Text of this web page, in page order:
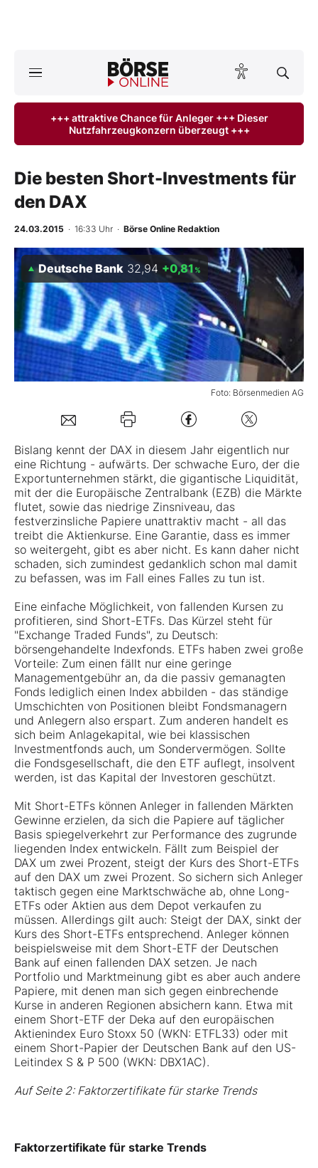
ktuelle Ausgabe BÖRSE ONLINE lesen
Finanz-Check
BO-Musterdepots
Experten
Mein B:O
Kontakt
+++ attraktive Chance für Anleger +++ Dieser
Nutzfahrzeugkonzern überzeugt +++
Die besten Short-Investments für
den DAX
24.03.2015 · 16:33 Uhr · Börse Online Redaktion
Foto: Börsenmedien AG
Deutsche Bank 32,94 +0,81 %
Bislang kennt der DAX in diesem Jahr eigentlich nur
eine Richtung - aufwärts. Der schwache Euro, der die
Exportunternehmen stärkt, die gigantische Liquidität,
mit der die Europäische Zentralbank (EZB) die Märkte
flutet, sowie das niedrige Zinsniveau, das
festverzinsliche Papiere unattraktiv macht - all das
treibt die Aktienkurse. Eine Garantie, dass es immer
so weitergeht, gibt es aber nicht. Es kann daher nicht
schaden, sich zumindest gedanklich schon mal damit
zu befassen, was im Fall eines Falles zu tun ist.
Eine einfache Möglichkeit, von fallenden Kursen zu
profitieren, sind Short-ETFs. Das Kürzel steht für
"Exchange Traded Funds", zu Deutsch:
börsengehandelte Indexfonds. ETFs haben zwei große
Vorteile: Zum einen fällt nur eine geringe
Managementgebühr an, da die passiv gemanagten
Fonds lediglich einen Index abbilden - das ständige
Umschichten von Positionen bleibt Fondsmanagern
und Anlegern also erspart. Zum anderen handelt es
sich beim Anlagekapital, wie bei klassischen
Investmentfonds auch, um Sondervermögen. Sollte
die Fondsgesellschaft, die den ETF auflegt, insolvent
werden, ist das Kapital der Investoren geschützt.
Mit Short-ETFs können Anleger in fallenden Märkten
Gewinne erzielen, da sich die Papiere auf täglicher
Basis spiegelverkehrt zur Performance des zugrunde
liegenden Index entwickeln. Fällt zum Beispiel der
DAX um zwei Prozent, steigt der Kurs des Short-ETFs
auf den DAX um zwei Prozent. So sichern sich Anleger
taktisch gegen eine Marktschwäche ab, ohne Long-
ETFs oder Aktien aus dem Depot verkaufen zu
müssen. Allerdings gilt auch: Steigt der DAX, sinkt der
Kurs des Short-ETFs entsprechend. Anleger können
beispielsweise mit dem Short-ETF der Deutschen
Bank auf einen fallenden DAX setzen. Je nach
Portfolio und Marktmeinung gibt es aber auch andere
Papiere, mit denen man sich gegen einbrechende
Kurse in anderen Regionen absichern kann. Etwa mit
einem Short-ETF der Deka auf den europäischen
Aktienindex Euro Stoxx 50 (WKN: ETFL33) oder mit
einem Short-Papier der Deutschen Bank auf den US-
Leitindex S & P 500 (WKN: DBX1AC).
Auf Seite 2: Faktorzertifikate für starke Trends
Faktorzertifikate für starke Trends